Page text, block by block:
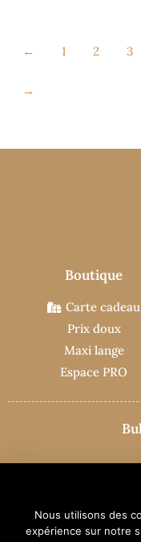
← 1 2 3
→
Boutique
Carte cadeau
Prix doux
Maxi lange
Espace PRO
Nous utilisons des
expérience sur notre
Nous utilisons des